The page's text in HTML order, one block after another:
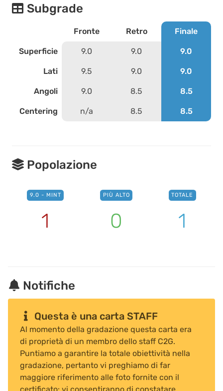
Subgrade
Fronte Retro Finale
Superficie 9.0 9.0 9.0
Lati 9.5 9.0 9.0
Angoli 9.0 8.5 8.5
Centering n/a 8.5 8.5
Popolazione
9.0 - MINT
1
PIÙ ALTO
0
TOTALE
1
Notifiche
Questa è una carta STAFF
Al momento della gradazione questa carta era
di proprietà di un membro dello staff C2G.
Puntiamo a garantire la totale obiettività nella
gradazione, pertanto vi preghiamo di far
maggiore riferimento alle foto fornite con il